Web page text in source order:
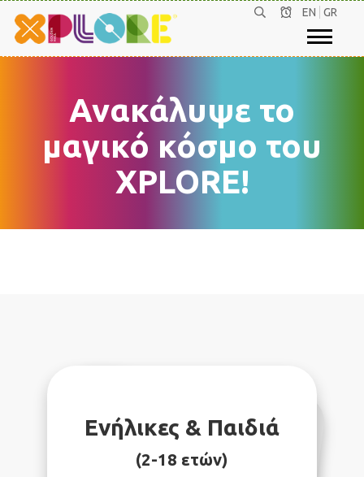
EN GR
Ανακάλυψε το
μαγικό κόσμο του
XPLORE!
Ενήλικες & Παιδιά
(2-18 ετών)